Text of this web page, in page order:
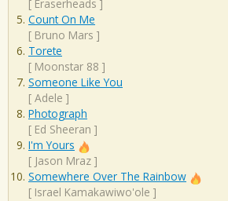
[ Eraserheads ]
Count On Me
[ Bruno Mars ]
Torete
[ Moonstar 88 ]
Someone Like You
[ Adele ]
Photograph
[ Ed Sheeran ]
I'm Yours
[ Jason Mraz ]
Somewhere Over The Rainbow
[ Israel Kamakawiwo'ole ]